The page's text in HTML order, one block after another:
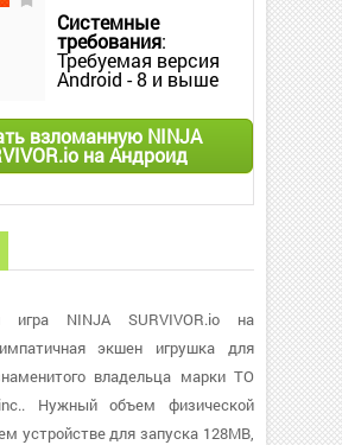
Системные
требования:
Требуемая версия
Android - 8 и выше
взломанную NINJA
на Андроид
игра NINJA SURVIVOR.io на
экшен игрушка для
владельца марки TO
Нужный объем физической
устройстве для запуска 128MB,